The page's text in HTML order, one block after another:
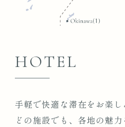
HOTEL
手軽で快適な滞在をお楽し
どの施設でも、各地の魅